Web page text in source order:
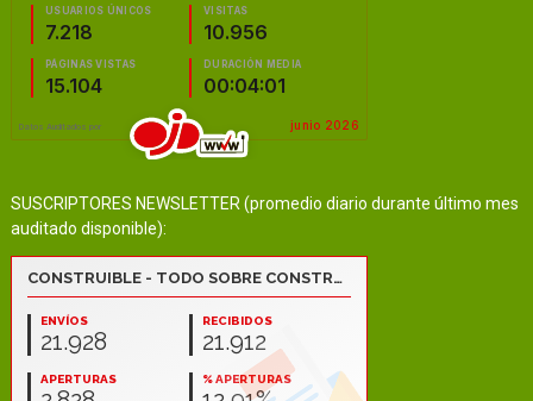
SUSCRIPTORES NEWSLETTER (promedio diario durante último mes
auditado disponible):